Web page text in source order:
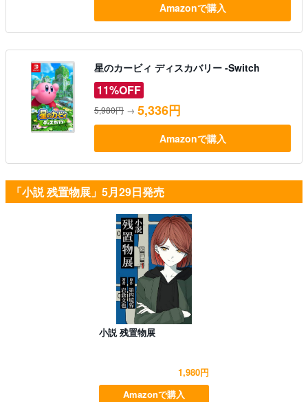
Amazonで購入
星のカービィ ディスカバリー -Switch
11%OFF
5,980円 → 5,336円
Amazonで購入
「小説 残置物展」5月29日発売
小説 残置物展
1,980円
Amazonで購入